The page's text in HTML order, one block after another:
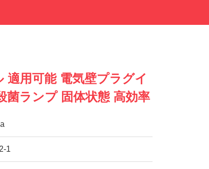
適用可能 電気壁プラグイ
菌ランプ 固体状態 高効率
1